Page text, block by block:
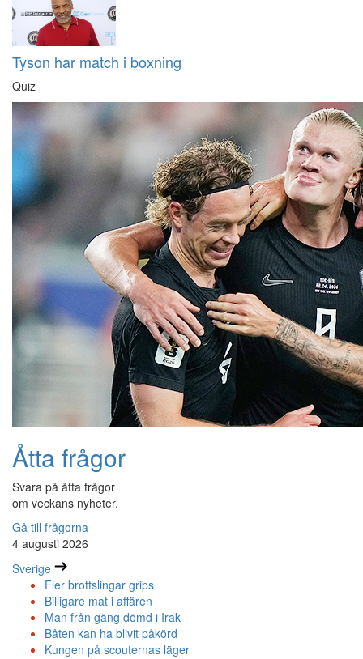
Tyson har match i boxning
Quiz
Åtta frågor
Svara på åtta frågor
om veckans nyheter.
Gå till frågorna
4 augusti 2026
Sverige
Fler brottslingar grips
Billigare mat i affären
Man från gäng dömd i Irak
Båten kan ha blivit påkörd
Kungen på scouternas läger